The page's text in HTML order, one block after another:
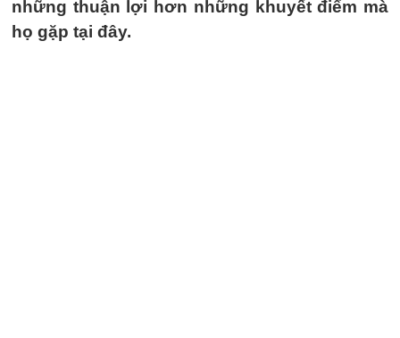
những thuận lợi hơn những khuyết điểm mà
họ gặp tại đây.